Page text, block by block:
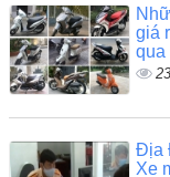
giá
qua
Địa
Xe